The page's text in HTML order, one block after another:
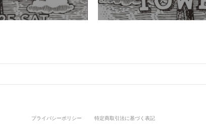
プライバシーポリシー 特定商取引法に基づく表記